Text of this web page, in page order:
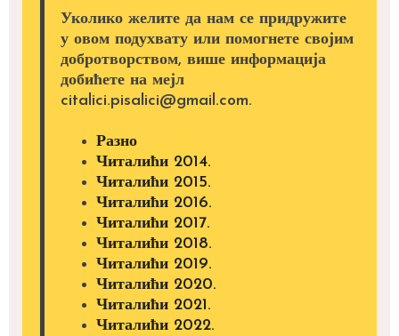
Уколико желите да нам се придружите
у овом подухвату или помогнете својим
добротворством, више информација
добићете на мејл
citalici.pisalici@gmail.com.
Разно
Читалићи 2014.
Читалићи 2015.
Читалићи 2016.
Читалићи 2017.
Читалићи 2018.
Читалићи 2019.
Читалићи 2020.
Читалићи 2021.
Читалићи 2022.